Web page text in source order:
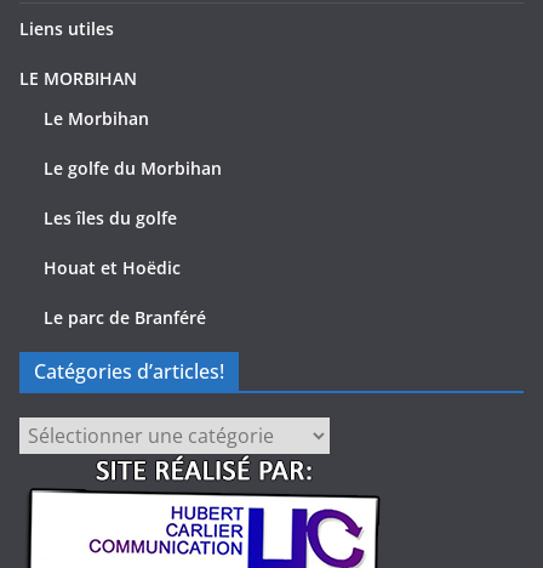
Liens utiles
LE MORBIHAN
Le Morbihan
Le golfe du Morbihan
Les îles du golfe
Houat et Hoëdic
Le parc de Branféré
Catégories d’articles!
Catégories
d’articles!